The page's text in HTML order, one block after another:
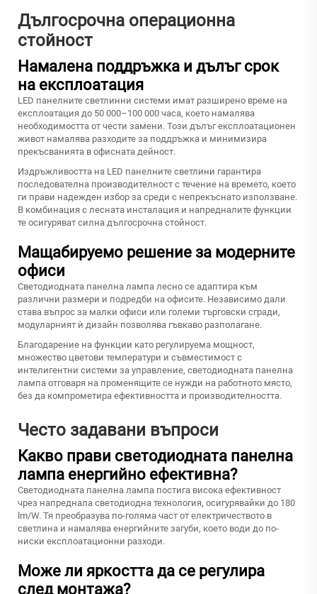
Дългосрочна операционна
стойност
Намалена поддръжка и дълъг срок
на експлоатация
LED панелните светлинни системи имат разширено време на
експлоатация до 50 000–100 000 часа, което намалява
необходимостта от чести замени. Този дълъг експлоатационен
живот намалява разходите за поддръжка и минимизира
прекъсванията в офисната дейност.
Издръжливостта на LED панелните светлини гарантира
последователна производителност с течение на времето, което
ги прави надежден избор за среди с непрекъснато използване.
В комбинация с лесната инсталация и напредналите функции
те осигуряват силна дългосрочна стойност.
Мащабируемо решение за модерните
офиси
Светодиодната панелна лампа лесно се адаптира към
различни размери и подредби на офисите. Независимо дали
става въпрос за малки офиси или големи търговски сгради,
модуларният ѝ дизайн позволява гъвкаво разполагане.
Благодарение на функции като регулируема мощност,
множество цветови температури и съвместимост с
интелигентни системи за управление, светодиодната панелна
лампа отговаря на променящите се нужди на работното място,
без да компрометира ефективността и производителността.
Често задавани въпроси
Какво прави светодиодната панелна
лампа енергийно ефективна?
Светодиодната панелна лампа постига висока ефективност
чрез напреднала светодиодна технология, осигурявайки до 180
lm/W. Тя преобразува по-голяма част от електричеството в
светлина и намалява енергийните загуби, което води до по-
ниски експлоатационни разходи.
Може ли яркостта да се регулира
след монтажа?